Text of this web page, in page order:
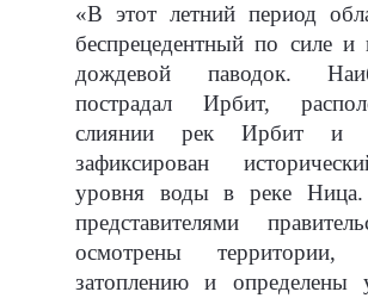
«В этот летний период
беспрецедентный по силе и
дождевой паводок.
пострадал Ирбит,
слиянии рек Ирбит и
зафиксирован
уровня воды в реке
представителями
осмотрены территории,
затоплению и определены